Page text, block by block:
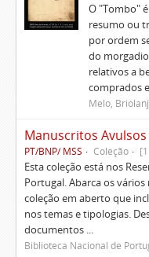
O "Tombo"
resumo ou
por ordem
do
relativos a
comprados
Melo,
Manuscritos Avulsos
PT/BNP/ MSS Coleção
Esta coleção está nos
Portugal. Abarca os
coleção em aberto que
nos temas e tipologias.
documentos ...
Biblioteca Nacional de